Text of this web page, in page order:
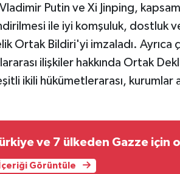
Putin ve Xi Jinping,
ile iyi komşuluk, dostluk
Ortak Bildiri'yi imzaladı. Ayrıca
ilişkiler hakkında Ortak
ikili hükümetlerarası, kurumlar
ve 7 ülkeden Gazze için
İçeriği Görüntüle